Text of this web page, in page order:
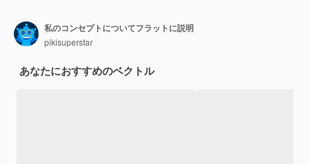
私のコンセプトについてフラットに説明
pikisuperstar
あなたにおすすめのベクトル